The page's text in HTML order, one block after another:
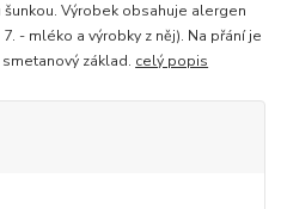
Výrobek obsahuje alergen
- mléko a výrobky z něj). Na přání je
základ. celý popis